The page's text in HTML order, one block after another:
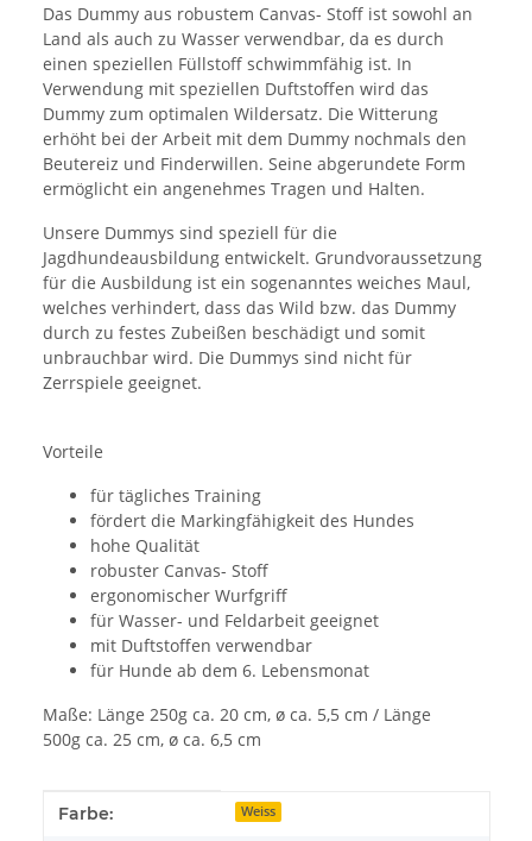
Das Dummy aus robustem Canvas- Stoff ist sowohl an
Land als auch zu Wasser verwendbar, da es durch
einen speziellen Füllstoff schwimmfähig ist. In
Verwendung mit speziellen Duftstoffen wird das
Dummy zum optimalen Wildersatz. Die Witterung
erhöht bei der Arbeit mit dem Dummy nochmals den
Beutereiz und Finderwillen. Seine abgerundete Form
ermöglicht ein angenehmes Tragen und Halten.
Unsere Dummys sind speziell für die
Jagdhundeausbildung entwickelt. Grundvoraussetzung
für die Ausbildung ist ein sogenanntes weiches Maul,
welches verhindert, dass das Wild bzw. das Dummy
durch zu festes Zubeißen beschädigt und somit
unbrauchbar wird. Die Dummys sind nicht für
Zerrspiele geeignet.
Vorteile
für tägliches Training
fördert die Markingfähigkeit des Hundes
hohe Qualität
robuster Canvas- Stoff
ergonomischer Wurfgriff
für Wasser- und Feldarbeit geeignet
mit Duftstoffen verwendbar
für Hunde ab dem 6. Lebensmonat
Maße: Länge 250g ca. 20 cm, ø ca. 5,5 cm / Länge
500g ca. 25 cm, ø ca. 6,5 cm
Produkteigenschaft
Wert
Farbe: Weiss